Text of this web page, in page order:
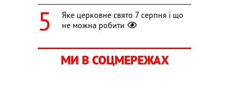
Яке церковне свято 7 серпня і що
не можна робити
МИ В СОЦМЕРЕЖАХ